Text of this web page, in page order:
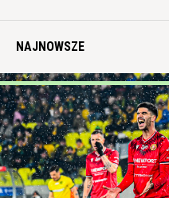
NAJNOWSZE